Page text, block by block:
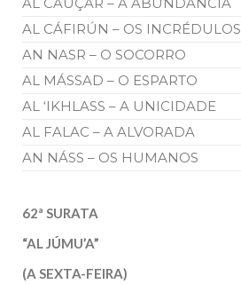
AL CÁFIRÚN – OS INCRÉDULOS
AN NASR – O SOCORRO
AL MÁSSAD – O ESPARTO
AL ‘IKHLASS – A UNICIDADE
AL FALAC – A ALVORADA
AN NÁSS – OS HUMANOS
62ª SURATA
“AL JÚMU’A”
(A SEXTA-FEIRA)